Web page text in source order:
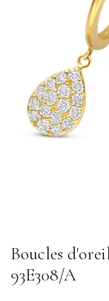
Boucles
93E308/A